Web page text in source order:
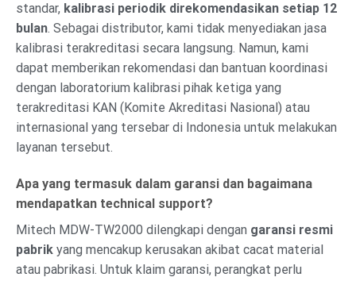
standar, kalibrasi periodik direkomendasikan setiap 12
bulan. Sebagai distributor, kami tidak menyediakan jasa
kalibrasi terakreditasi secara langsung. Namun, kami
dapat memberikan rekomendasi dan bantuan koordinasi
dengan laboratorium kalibrasi pihak ketiga yang
terakreditasi KAN (Komite Akreditasi Nasional) atau
internasional yang tersebar di Indonesia untuk melakukan
layanan tersebut.
Apa yang termasuk dalam garansi dan bagaimana
mendapatkan technical support?
Mitech MDW-TW2000 dilengkapi dengan garansi resmi
pabrik yang mencakup kerusakan akibat cacat material
atau pabrikasi. Untuk klaim garansi, perangkat perlu